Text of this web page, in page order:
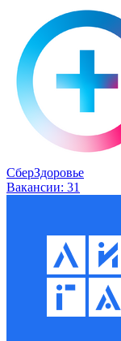
СберЗдоровье
Вакансии: 31